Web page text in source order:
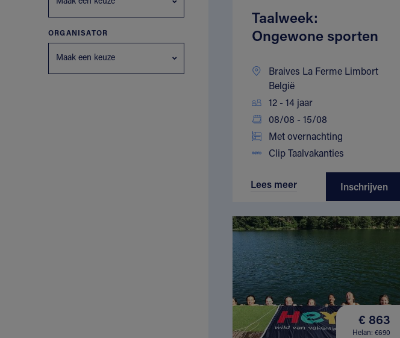
ORGANISATOR
Maak een keuze
Taalweek:
Ongewone sporten
Braives La Ferme Limbort
België
12 - 14 jaar
08/08 - 15/08
Met overnachting
Clip Taalvakanties
Lees meer Inschrijven
€ 863
Helan: €690